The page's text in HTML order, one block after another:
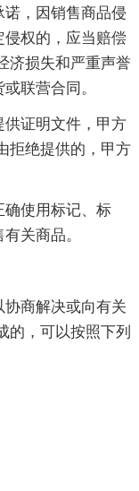
，因销售商品侵
权的，应当赔偿
济损失和严重声誉
联营合同。
供证明文件，甲方
拒绝提供的，甲方
确使用标记、标
关商品。
商解决或向有关
的，可以按照下列